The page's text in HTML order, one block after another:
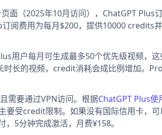
面（2025年10月访问），ChatGPT Plus
阅费用为每月$200，提供10000 credits
用户每月可生成最多50个优先级视频，
长的视频，credit消耗会成比例增加。
需要通过VPN访问。根据ChatGPT Plus使
要受credit限制。如果没有国际信用卡，可
5分钟完成激活，月费¥158。